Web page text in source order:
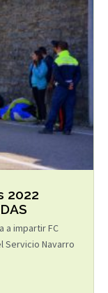
2022
a impartir FC
Servicio Navarro